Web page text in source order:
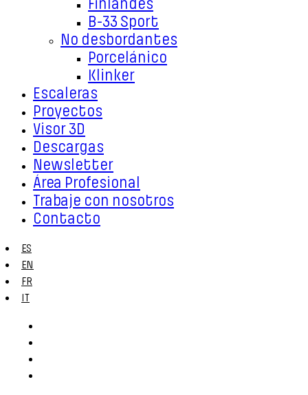
Finlandés
B-33 Sport
No desbordantes
Porcelánico
Klinker
Escaleras
Proyectos
Visor 3D
Descargas
Newsletter
Área Profesional
Trabaje con nosotros
Contacto
ES
EN
FR
IT